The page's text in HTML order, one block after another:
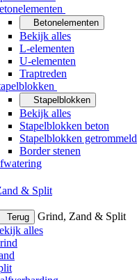
Betonelementen
Bekijk alles
L-elementen
U-elementen
Traptreden
Stapelblokken
Bekijk alles
Stapelblokken beton
Stapelblokken getrommeld
Border stenen
& Split
Terug
Grind, Zand & Split
alles